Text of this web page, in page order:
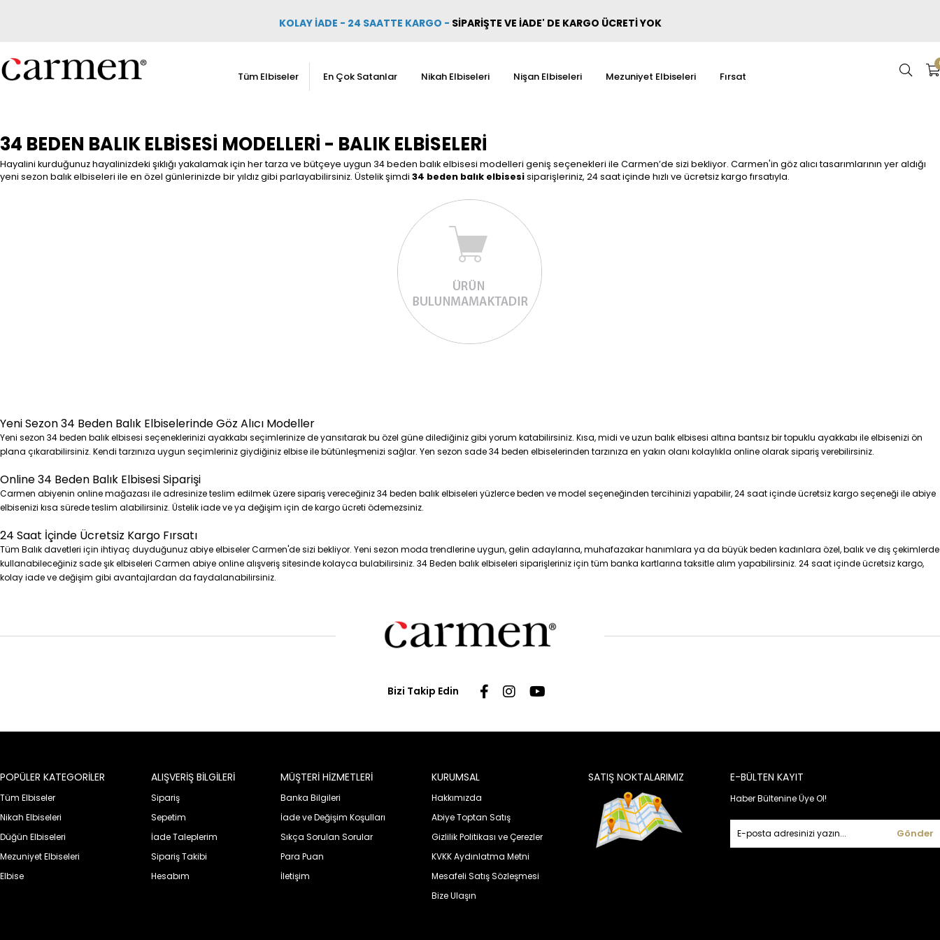
KOLAY İADE - 24 SAATTE KARGO - SİPARİŞTE VE İADE' DE KARGO ÜCRETİ YOK
Tüm Elbiseler En Çok Satanlar Nikah Elbiseleri Nişan Elbiseleri Mezuniyet Elbiseleri Fırsat
34 BEDEN BALIK ELBISESI MODELLERI - BALIK ELBISELERI
Hayalini kurduğunuz hayalinizdeki şıklığı yakalamak için her tarza ve bütçeye uygun 34 beden balık elbisesi modelleri geniş seçenekleri ile Carmen’de sizi bekliyor. Carmen'in göz alıcı tasarımlarının yer aldığı
yeni sezon balık elbiseleri ile en özel günlerinizde bir yıldız gibi parlayabilirsiniz. Üstelik şimdi 34 beden balık elbisesisiparişleriniz, 24 saat içinde hızlı ve ücretsiz kargo fırsatıyla.
Yeni Sezon 34 Beden Balık Elbiselerinde Göz Alıcı Modeller
Yeni sezon 34 beden balık elbisesi seçeneklerinizi ayakkabı seçimlerinize de yansıtarak bu özel güne dilediğiniz gibi yorum katabilirsiniz. Kısa, midi ve uzun balık elbisesi altına bantsız bir topuklu ayakkabı ile elbisenizi ön
plana çıkarabilirsiniz. Kendi tarzınıza uygun seçimleriniz giydiğiniz elbise ile bütünleşmenizi sağlar. Yen sezon sade 34 beden elbiselerinden tarzınıza en yakın olanı kolaylıkla online olarak sipariş verebilirsiniz.
Online 34 Beden Balık Elbisesi Siparişi
Carmen abiyenin online mağazası ile adresinize teslim edilmek üzere sipariş vereceğiniz 34 beden balık elbiseleri yüzlerce beden ve model seçeneğinden tercihinizi yapabilir, 24 saat içinde ücretsiz kargo seçeneği ile abiye
elbisenizi kısa sürede teslim alabilirsiniz. Üstelik iade ve ya değişim için de kargo ücreti ödemezsiniz.
24 Saat İçinde Ücretsiz Kargo Fırsatı
Tüm Balık davetleri için ihtiyaç duyduğunuz abiye elbiseler Carmen'de sizi bekliyor. Yeni sezon moda trendlerine uygun, gelin adaylarına, muhafazakar hanımlara ya da büyük beden kadınlara özel, balık ve dış çekimlerde
kullanabileceğiniz sade şık elbiseleri Carmen abiye online alışveriş sitesinde kolayca bulabilirsiniz. 34 Beden balık elbiseleri siparişleriniz için tüm banka kartlarına taksitle alım yapabilirsiniz. 24 saat içinde ücretsiz kargo,
kolay iade ve değişim gibi avantajlardan da faydalanabilirsiniz.
Bizi Takip Edin
POPÜLER KATEGORİLER
Tüm Elbiseler
Nikah Elbiseleri
Düğün Elbiseleri
Mezuniyet Elbiseleri
Elbise
ALIŞVERİŞ BİLGİLERİ
Sipariş
Sepetim
İade Taleplerim
Sipariş Takibi
Hesabım
MÜŞTERİ HİZMETLERİ
Banka Bilgileri
İade ve Değişim Koşulları
Sıkça Sorulan Sorular
Para Puan
İletişim
KURUMSAL
Hakkımızda
Abiye Toptan Satış
Gizlilik Politikası ve Çerezler
KVKK Aydınlatma Metni
Mesafeli Satış Sözleşmesi
Bize Ulaşın
SATIŞ NOKTALARIMIZ E-BÜLTEN KAYIT
Haber Bültenine Üye Ol!
Gönder